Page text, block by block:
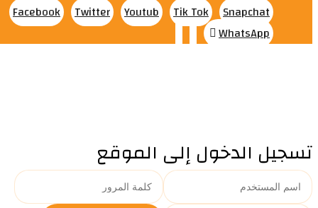
Facebook Twitter Youtub Tik Tok
Snapchat
WhatsApp
تسجيل الدخول إلى الموقع